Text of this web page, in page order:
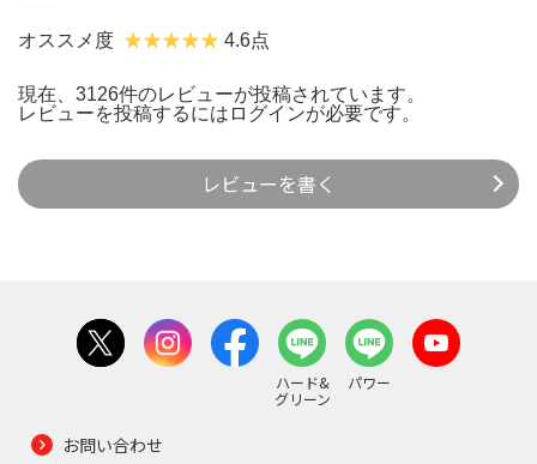
オススメ度 4.6点
現在、3126件のレビューが投稿されています。
レビューを投稿するには ログインが必要です。
レビューを書く
ハード&
グリーン
パワー
お問い合わせ